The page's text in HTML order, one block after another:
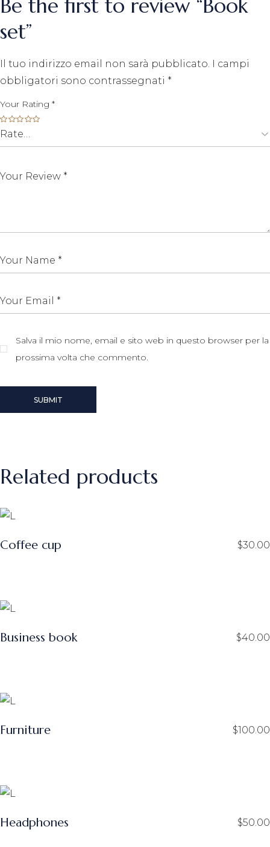
Be the first to review “Book
set”
Il tuo indirizzo email non sarà pubblicato. I campi
obbligatori sono contrassegnati *
Your Rating *
Salva il mio nome, email e sito web in questo browser per la
prossima volta che commento.
SUBMIT
Related products
Coffee cup $30.00
Business book $40.00
Furniture $100.00
Headphones $50.00